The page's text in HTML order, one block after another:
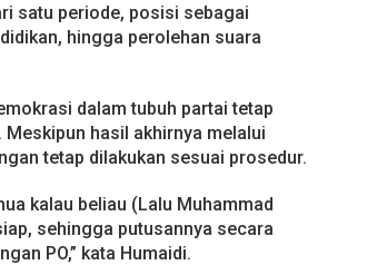
satu periode, posisi sebagai
hingga perolehan suara
dalam tubuh partai tetap
hasil akhirnya melalui
tetap dilakukan sesuai prosedur.
kalau beliau (Lalu Muhammad
sehingga putusannya secara
PO,” kata Humaidi.